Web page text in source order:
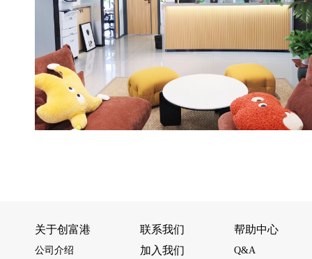
关于创富港
公司介绍
联系我们
加入我们
帮助中心
Q&A